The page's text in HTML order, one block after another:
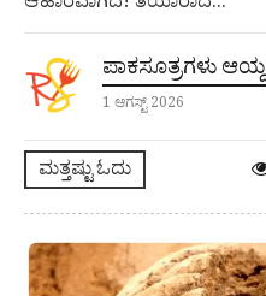
ಪಾಕಸೂತ್ರಗಳು ಆಯ್ದ
1 ಆಗಸ್ಟ್ 2026
ಮತ್ತಷ್ಟು ಓದು